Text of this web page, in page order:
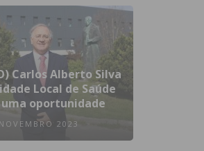
Carlos Alberto Silva
Local de Saúde
oportunidade
2023